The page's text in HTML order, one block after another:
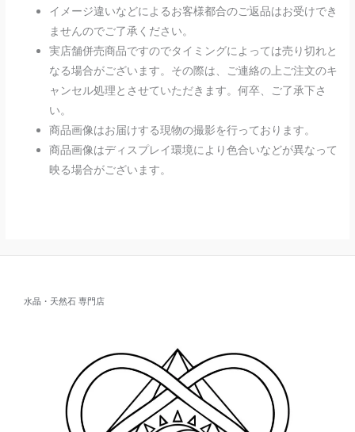
イメージ違いなどによるお客様都合のご返品はお受けでき
ませんのでご了承ください。
実店舗併売商品ですのでタイミングによっては売り切れと
なる場合がございます。その際は、ご連絡の上ご注文のキ
ャンセル処理とさせていただきます。何卒、ご了承下さ
い。
商品画像はお届けする現物の撮影を行っております。
商品画像はディスプレイ環境により色合いなどが異なって
映る場合がございます。
水晶・天然石 専門店